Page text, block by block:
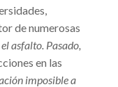
de numerosas
asfalto. Pasado,
en las
imposible a